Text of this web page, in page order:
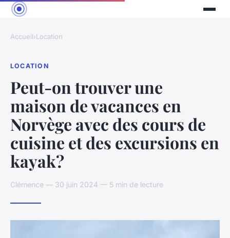
Accueil›Location
LOCATION
Peut-on trouver une
maison de vacances en
Norvège avec des cours de
cuisine et des excursions en
kayak?
Clémence — 30 juin 2024 — 5 min de lecture